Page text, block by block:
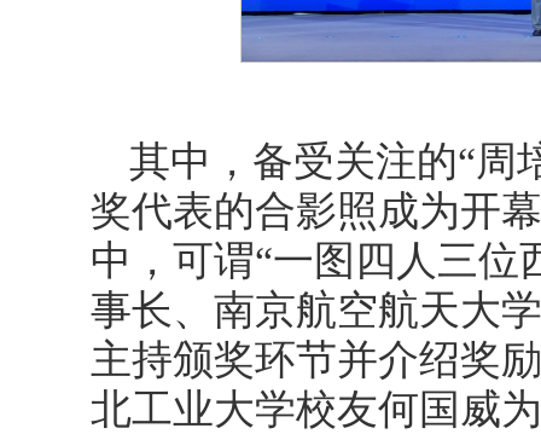
其中，备受关注的“周
奖代表的合影照成为开
中，可谓“一图四人三位
事长、南京航空航天大
主持颁奖环节并介绍奖
北工业大学校友何国威